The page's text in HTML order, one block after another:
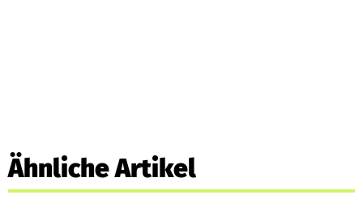
Ähnliche Artikel